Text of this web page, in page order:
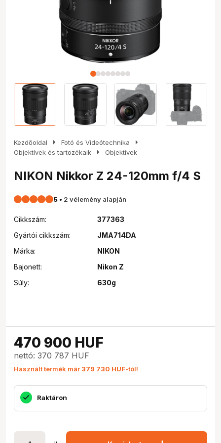
Kezdőoldal arrow_right Fotó és Videótechnika arrow_right
Objektívek és tartozékaik arrow_right Objektívek
NIKON Nikkor Z 24-120mm f/4 S
5 • 2 vélemény alapján
Cikkszám:
377363
Gyártói cikkszám:
JMA714DA
Márka:
NIKON
Bajonett:
Nikon Z
Súly:
630g
470 900 HUF
nettó: 370 787 HUF
Használt termék már 379 730 HUF-tól!
Raktáron